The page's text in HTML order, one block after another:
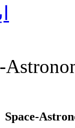
Space-